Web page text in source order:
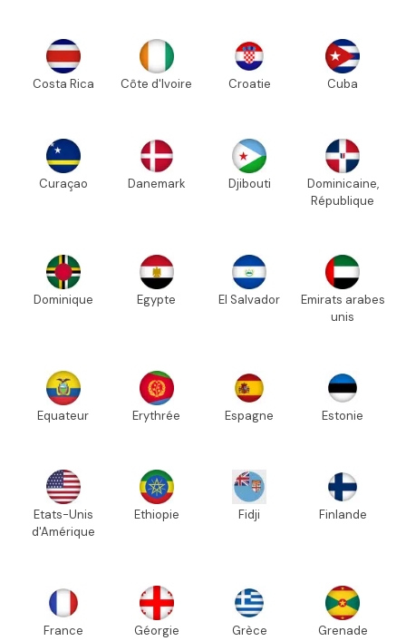
Costa Rica Côte d'Ivoire Croatie Cuba
Curaçao Danemark Djibouti
Dominicaine,
République
Dominique Egypte El Salvador
Emirats arabes
unis
Equateur Erythrée Espagne Estonie
Etats-Unis
d'Amérique
Ethiopie Fidji Finlande
France Géorgie Grèce Grenade